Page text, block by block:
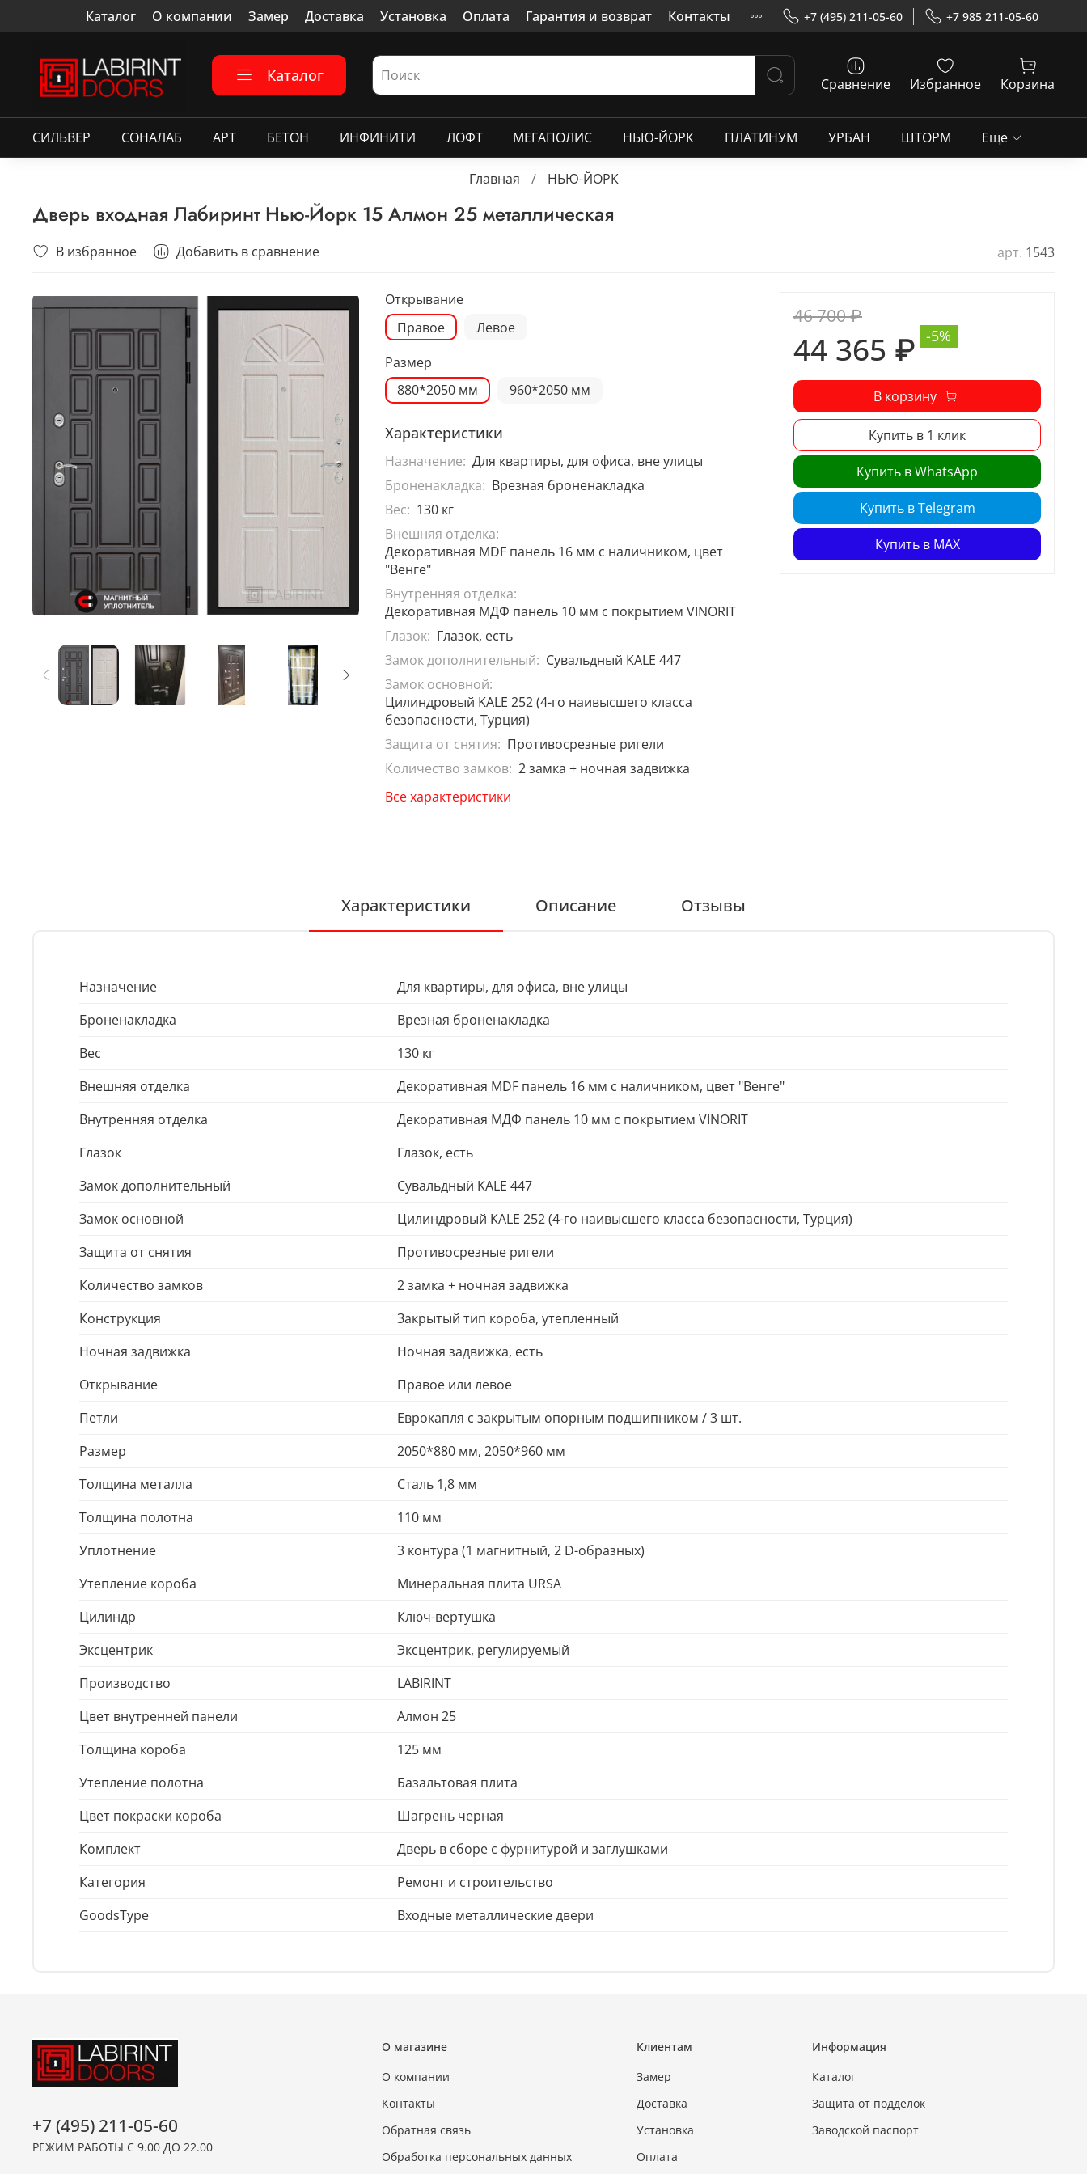
Каталог О компании Замер Доставка Установка Оплата Гарантия и возврат Контакты +7 (495) 211-05-60 +7 985 211-05-60
Каталог Сравнение Избранное Корзина
СИЛЬВЕР СОНАЛАБ АРТ БЕТОН ИНФИНИТИ ЛОФТ МЕГАПОЛИС НЬЮ-ЙОРК ПЛАТИНУМ УРБАН ШТОРМ Еще
Главная НЬЮ-ЙОРК
Дверь входная Лабиринт Нью-Йорк 15 Алмон 25 металлическая
В избранное Добавить в сравнение арт. 1543
Открывание
Правое
Левое
Размер
880*2050 мм
960*2050 мм
Характеристики
Назначение: Для квартиры, для офиса, вне улицы
Броненакладка: Врезная броненакладка
Вес: 130 кг
Внешняя отделка:
Декоративная MDF панель 16 мм с наличником, цвет
"Венге"
Внутренняя отделка:
Декоративная МДФ панель 10 мм с покрытием VINORIT
Глазок: Глазок, есть
Замок дополнительный: Сувальдный KALE 447
Замок основной:
Цилиндровый KALE 252 (4-го наивысшего класса
безопасности, Турция)
Защита от снятия: Противосрезные ригели
Количество замков: 2 замка + ночная задвижка
Все характеристики
46 700 ₽
44 365 ₽ -5%
В корзину
Купить в 1 клик
Купить в WhatsApp
Купить в Telegram
Купить в MAX
Характеристики Описание Отзывы
Назначение
Для квартиры, для офиса, вне улицы
Броненакладка
Врезная броненакладка
Вес
130 кг
Внешняя отделка
Декоративная MDF панель 16 мм с наличником, цвет "Венге"
Внутренняя отделка
Декоративная МДФ панель 10 мм с покрытием VINORIT
Глазок
Глазок, есть
Замок дополнительный
Сувальдный KALE 447
Замок основной
Цилиндровый KALE 252 (4-го наивысшего класса безопасности, Турция)
Защита от снятия
Противосрезные ригели
Количество замков
2 замка + ночная задвижка
Конструкция
Закрытый тип короба, утепленный
Ночная задвижка
Ночная задвижка, есть
Открывание
Правое или левое
Петли
Еврокапля с закрытым опорным подшипником / 3 шт.
Размер
2050*880 мм, 2050*960 мм
Толщина металла
Сталь 1,8 мм
Толщина полотна
110 мм
Уплотнение
3 контура (1 магнитный, 2 D-образных)
Утепление короба
Минеральная плита URSA
Цилиндр
Ключ-вертушка
Эксцентрик
Эксцентрик, регулируемый
Производство
LABIRINT
Цвет внутренней панели
Алмон 25
Толщина короба
125 мм
Утепление полотна
Базальтовая плита
Цвет покраски короба
Шагрень черная
Комплект
Дверь в сборе с фурнитурой и заглушками
Категория
Ремонт и строительство
GoodsType
Входные металлические двери
О магазине
О компании
Контакты
Обратная связь
Обработка персональных данных
Клиентам
Замер
Доставка
Установка
Оплата
Информация
Каталог
Защита от подделок
Заводской паспорт
+7 (495) 211-05-60
РЕЖИМ РАБОТЫ С 9.00 ДО 22.00